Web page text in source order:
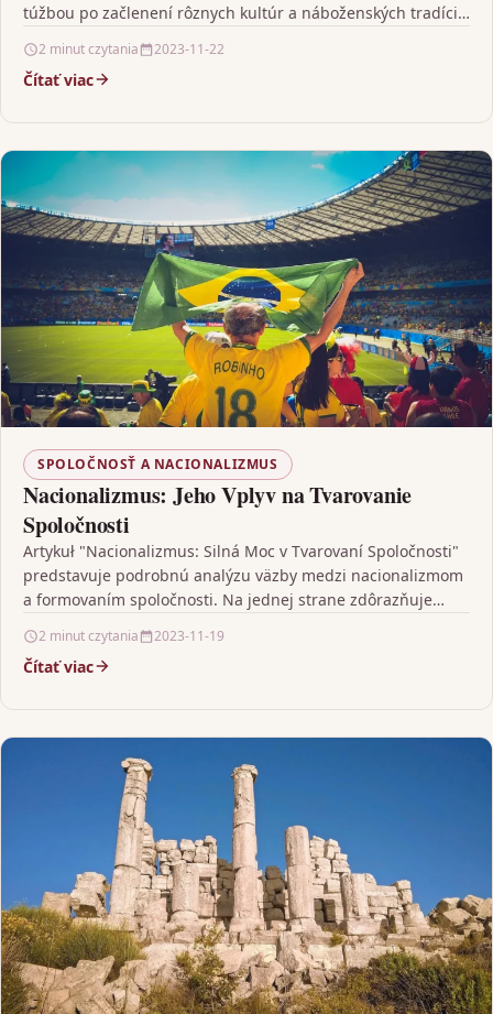
túžbou po začlenení rôznych kultúr a náboženských tradícií,
2 minut czytania 2023-11-22
Čítať viac
SPOLOČNOSŤ A NACIONALIZMUS
Nacionalizmus: Jeho Vplyv na Tvarovanie
Spoločnosti
Artykuł "Nacionalizmus: Silná Moc v Tvarovaní Spoločnosti"
predstavuje podrobnú analýzu väzby medzi nacionalizmom
a formovaním spoločnosti. Na jednej strane zdôrazňuje
2 minut czytania 2023-11-19
Čítať viac